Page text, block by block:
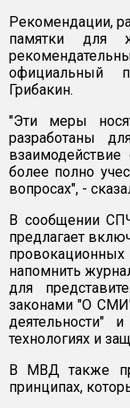
Рекомендации,
памятки для
официальный
Грибакин.
"Эти меры
разработаны
более полно
вопросах", -
В сообщении
предлагает
напомнить
для
законами "О
деятельности"
технологиях и
В МВД также
принципах,